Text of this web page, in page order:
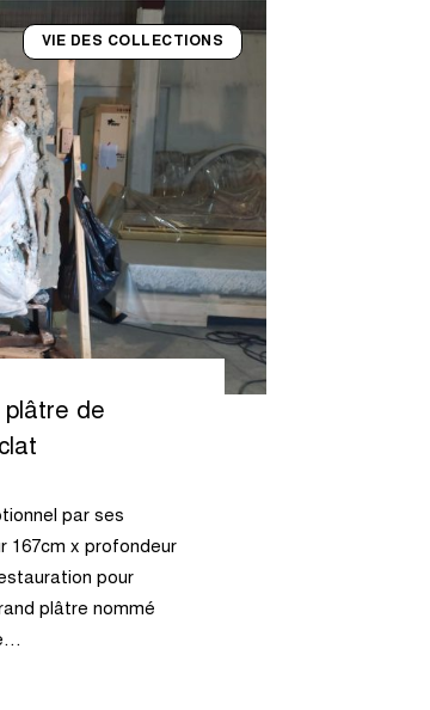
VIE DES COLLECTIONS
plâtre de
par ses
167cm x profondeur
pour
plâtre nommé